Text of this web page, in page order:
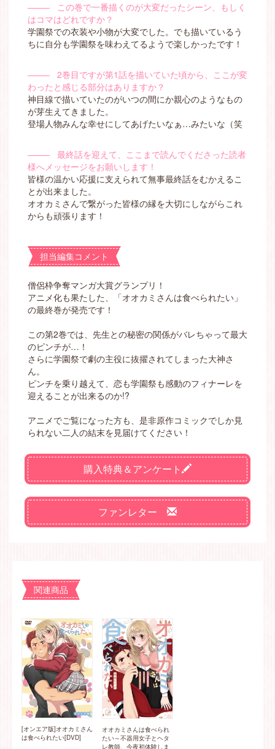
―――この巻で一番描くのが大変だったシーン、もしく
はコマはどれですか？
学園祭での衣装や小物が大変でした。でも描いているう
ちに自分も学園祭を味わえてるようで楽しかったです！
―――2巻目ですが第1話を描いていた頃から、ここが変
わったと感じる部分はありますか？
神目線で描いていたのがいつの間にか親心のようなもの
が芽生えてきました。
登場人物みんな幸せにしてあげたいなぁ…みたいな（笑
―――最終話を迎えて、ここまで読んでくださった読者
様へメッセージをお願いします！
皆様の温かい応援に支えられて無事最終話をむかえるこ
とが出来ました。
オオカミさんで繋がった皆様の縁を大切にしながらこれ
からも頑張ります！
担当編集コメント
僧侶枠争奪マンガ大賞グランプリ！
アニメ化も果たした、「オオカミさんは食べられたい」
の最終巻が発売です！
この第2巻では、先生との秘密の関係がバレちゃって最大
のピンチが…！
さらに学園祭で劇の主役に抜擢されてしまった大神さ
ん。
ピンチを乗り越えて、恋も学園祭も感動のフィナーレを
迎えることが出来るのか!?
アニメでご覧になった方も、是非原作コミックでしか見
られない二人の結末を見届けてください！
購入特典＆アンケート
ファンレター
関連商品
[オンエア版]オオカミさん
は食べられたい[DVD]
オオカミさんは食べられ
たい～不器用女子とヘタ
レ教師、今夜初体験しま